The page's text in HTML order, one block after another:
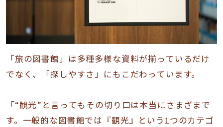
「旅の図書館」は多種多様な資料が揃っているだけ
でなく、「探しやすさ」にもこだわっています。
「“観光”と言ってもその切り口は本当にさまざまで
す。一般的な図書館では『観光』という1つのカテゴ